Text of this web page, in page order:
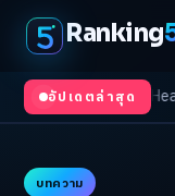
Ranking
อัปเดตล่าสุด
จต้องจับตา/Health
บทความ